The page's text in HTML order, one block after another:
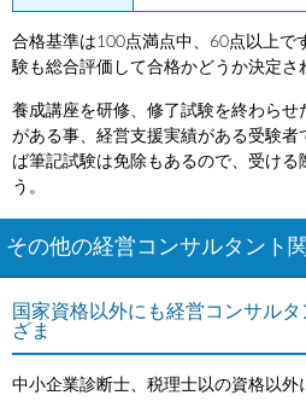
合格基準は100点満点中、60点以上で
験も総合評価して合格かどうか決定さ
養成講座を研修、修了試験を終わらせ
がある事、経営支援実績がある受験
ば筆記試験は免除もあるので、受ける
う。
その他の経営コンサルタント
国家資格以外にも経営コンサル
ざま
中小企業診断士、税理士以の資格以